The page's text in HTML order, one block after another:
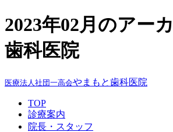
2023年02月のアー
歯科医院
医療法人社団一高会やまもと歯科医院
TOP
診療案内
院長・スタッフ